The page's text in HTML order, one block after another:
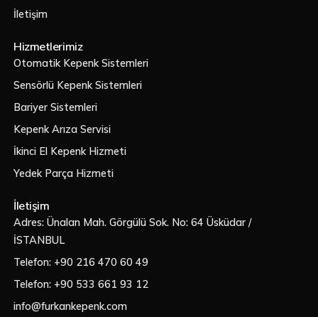
İletişim
Hizmetlerimiz
Otomatik Kepenk Sistemleri
Sensörlü Kepenk Sistemleri
Bariyer Sistemleri
Kepenk Arıza Servisi
İkinci El Kepenk Hizmeti
Yedek Parça Hizmeti
İletişim
Adres: Ünalan Mah. Görgülü Sok. No: 64 Üsküdar /
İSTANBUL
Telefon: +90 216 470 60 49
Telefon: +90 533 661 93 12
info@furkankepenk.com